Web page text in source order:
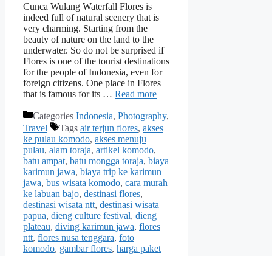
Cunca Wulang Waterfall Flores is
indeed full of natural scenery that is
very charming. Starting from the
beauty of nature on the land to the
underwater. So do not be surprised if
Flores is one of the tourist destinations
for the people of Indonesia, even for
foreign citizens. One place in Flores
that is famous for its … Read more
Categories Indonesia, Photography,
Travel
Tags air terjun flores, akses
ke pulau komodo, akses menuju
pulau, alam toraja, artikel komodo,
batu ampat, batu mongga toraja, biaya
karimun jawa, biaya trip ke karimun
jawa, bus wisata komodo, cara murah
ke labuan bajo, destinasi flores,
destinasi wisata ntt, destinasi wisata
papua, dieng culture festival, dieng
plateau, diving karimun jawa, flores
ntt, flores nusa tenggara, foto
komodo, gambar flores, harga paket